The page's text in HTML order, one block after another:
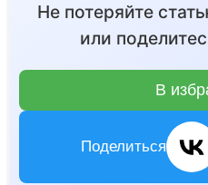
Не потеряйте
или
В
Поделиться